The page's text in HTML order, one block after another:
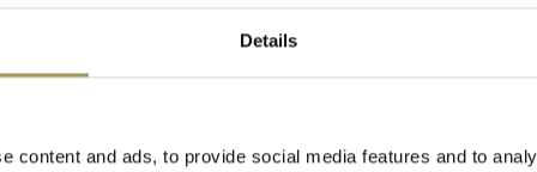
Details
content and ads, to provide social media features and to
Choice kasten kan de
hangmappenlade om